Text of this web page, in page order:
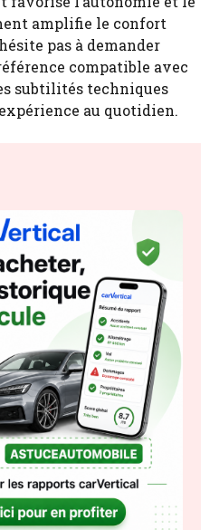
amplifie le confort
pas à demander
compatible avec
subtilités techniques
au quotidien.